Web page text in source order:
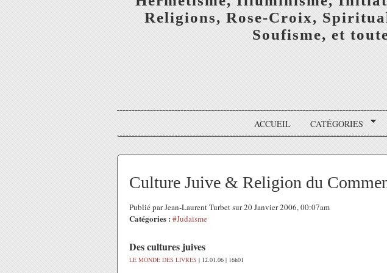
Religions, Rose-Croix,
Soufisme, et
ACCUEIL CATÉGORIES
Culture Juive & Religion du
Publié par Jean-Laurent Turbet sur 20 Janvier 2006, 00:07am
Catégories : #Judaïsme
Des cultures juives
LE MONDE DES LIVRES | 12.01.06 | 16h01